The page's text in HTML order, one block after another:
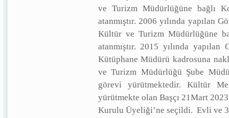
ve Turizm Müdürlüğüne bağlı
atanmıştır. 2006 yılında yapılan
Kültür ve Turizm Müdürlüğüne
atanmıştır. 2015 yılında
Kütüphane Müdürü kadrosuna
ve Turizm Müdürlüğü Şube
görevi yürütmektedir. Kültür
yürütmekte olan Başçı 21Mart
Kurulu Üyeliği’ne seçildi. Evli ve 3